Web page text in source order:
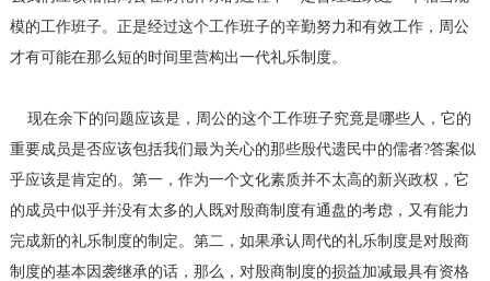
模的工作班子。正是经过这个工作班子的辛勤努力和有效工作，周公
才有可能在那么短的时间里营构出一代礼乐制度。
现在余下的问题应该是，周公的这个工作班子究竟是哪些人，它的
重要成员是否应该包括我们最为关心的那些殷代遗民中的儒者?答案似
乎应该是肯定的。第一，作为一个文化素质并不太高的新兴政权，它
的成员中似乎并没有太多的人既对殷商制度有通盘的考虑，又有能力
完成新的礼乐制度的制定。第二，如果承认周代的礼乐制度是对殷商
制度的基本因袭继承的话，那么，对殷商制度的损益加减最具有资格